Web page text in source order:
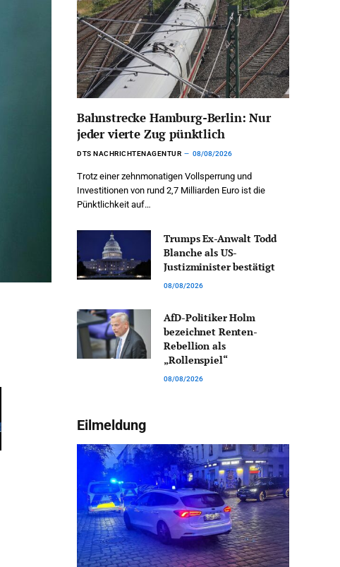
Bahnstrecke Hamburg-Berlin: Nur
jeder vierte Zug pünktlich
DTS NACHRICHTENAGENTUR 08/08/2026
Trotz einer zehnmonatigen Vollsperrung und
Investitionen von rund 2,7 Milliarden Euro ist die
Pünktlichkeit auf…
Trumps Ex-Anwalt Todd
Blanche als US-
Justizminister bestätigt
08/08/2026
AfD-Politiker Holm
bezeichnet Renten-
Rebellion als
„Rollenspiel“
08/08/2026
Eilmeldung